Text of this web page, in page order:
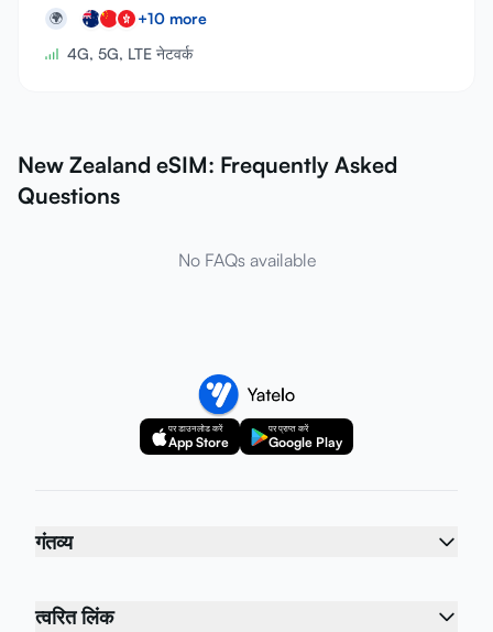
🌍 +10 more
4G, 5G, LTE नेटवर्क
New Zealand eSIM: Frequently Asked
Questions
No FAQs available
पर डाउनलोड करें
App Store
पर प्राप्त करें
Google Play
गंतव्य
त्वरित लिंक